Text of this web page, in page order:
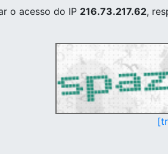
o acesso do IP 216.73.217.62,